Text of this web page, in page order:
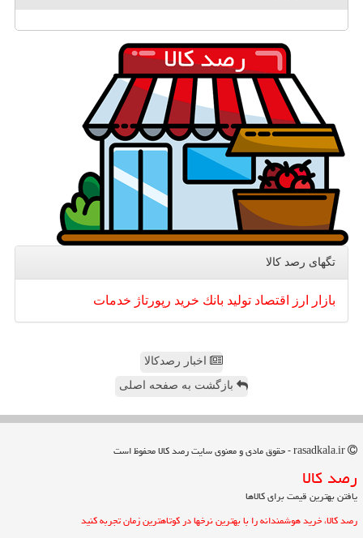
تگهای رصد كالا
بازار ارز اقتصاد تولید بانك خرید رپورتاژ خدمات
اخبار رصدکالا
بازگشت به صفحه اصلی
رصد كالا
یافتن بهترین قیمت برای کالاها
رصد کالا، خرید هوشمندانه را با بهترین نرخها در کوتاهترین زمان تجربه کنید